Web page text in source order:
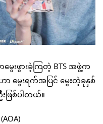
ေးဖွားခဲ့ကြတဲ့ BTS အဖွဲ့က
ဟာ မွေးရက်အပြင် မွေးတဲ့ခုနှစ်
ဖြစ်ပါတယ်။